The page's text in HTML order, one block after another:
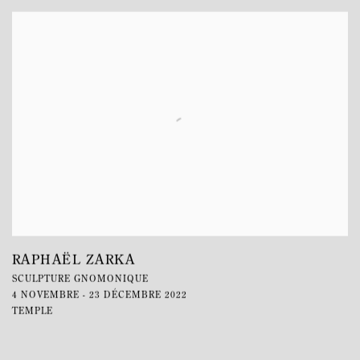
RAPHAËL ZARKA
SCULPTURE GNOMONIQUE
4 NOVEMBRE - 23 DÉCEMBRE 2022
TEMPLE